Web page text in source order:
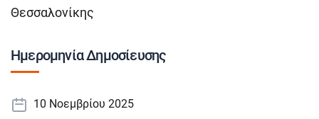
Θεσσαλονίκης
Ημερομηνία Δημοσίευσης
10 Νοεμβρίου 2025